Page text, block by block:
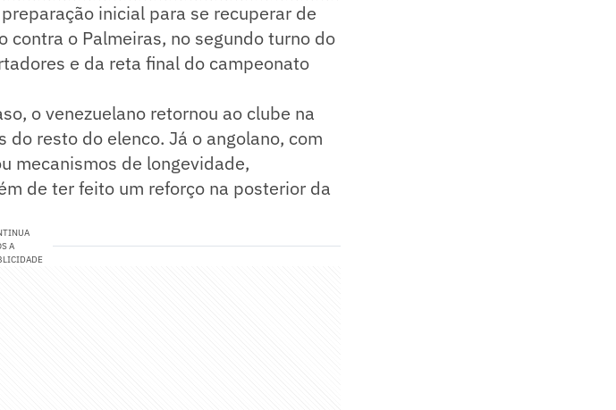
inicial para se recuperar de
contra o Palmeiras, no segundo turno do
e da reta final do campeonato
o venezuelano retornou ao clube na
resto do elenco. Já o angolano, com
mecanismos de longevidade,
de ter feito um reforço na posterior da
A